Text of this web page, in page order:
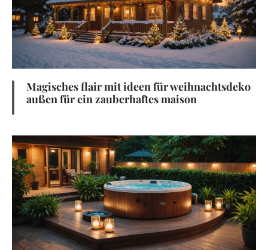
Magisches flair mit ideen für weihnachtsdeko
außen für ein zauberhaftes maison